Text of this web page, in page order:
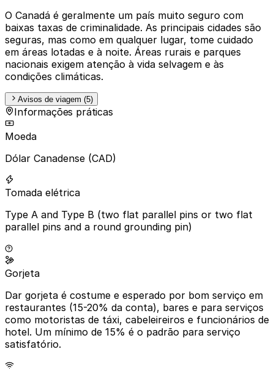
O Canadá é geralmente um país muito seguro com
baixas taxas de criminalidade. As principais cidades são
seguras, mas como em qualquer lugar, tome cuidado
em áreas lotadas e à noite. Áreas rurais e parques
nacionais exigem atenção à vida selvagem e às
condições climáticas.
Avisos de viagem (5)
Informações práticas
Moeda
Dólar Canadense (CAD)
Tomada elétrica
Type A and Type B (two flat parallel pins or two flat
parallel pins and a round grounding pin)
Gorjeta
Dar gorjeta é costume e esperado por bom serviço em
restaurantes (15-20% da conta), bares e para serviços
como motoristas de táxi, cabeleireiros e funcionários de
hotel. Um mínimo de 15% é o padrão para serviço
satisfatório.